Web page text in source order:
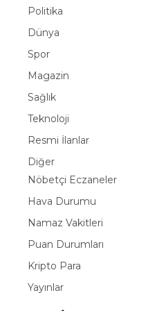
Politika
Dünya
Spor
Magazin
Sağlık
Teknoloji
Resmi İlanlar
Diğer
Nöbetçi Eczaneler
Hava Durumu
Namaz Vakitleri
Puan Durumları
Kripto Para
Yayınlar